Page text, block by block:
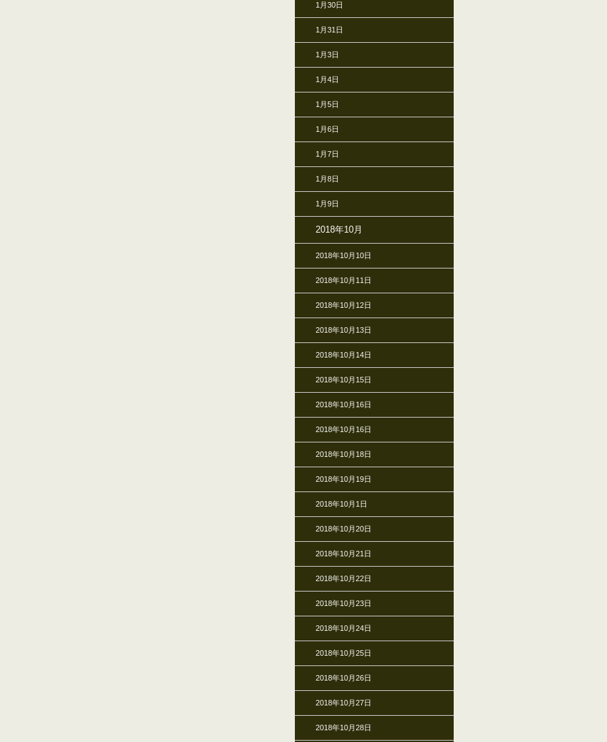
1月30日
1月31日
1月3日
1月4日
1月5日
1月6日
1月7日
1月8日
1月9日
2018年10月
2018年10月10日
2018年10月11日
2018年10月12日
2018年10月13日
2018年10月14日
2018年10月15日
2018年10月16日
2018年10月16日
2018年10月18日
2018年10月19日
2018年10月1日
2018年10月20日
2018年10月21日
2018年10月22日
2018年10月23日
2018年10月24日
2018年10月25日
2018年10月26日
2018年10月27日
2018年10月28日